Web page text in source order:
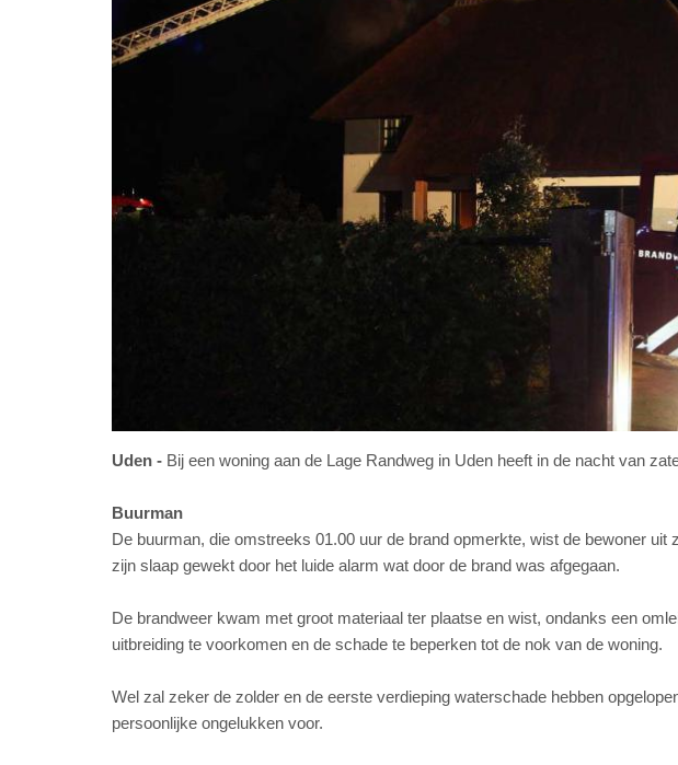
Uden Bij een woning aan de Lage Randweg in Uden heeft in de nacht van
Buurman
De buurman, die omstreeks 01.00 uur de brand opmerkte, wist de bewoner
zijn slaap gewekt door het luide alarm wat door de brand was afgegaan.
De brandweer kwam met groot materiaal ter plaatse en wist, ondanks een
uitbreiding te voorkomen en de schade te beperken tot de nok van de woning.
Wel zal zeker de zolder en de eerste verdieping waterschade hebben
persoonlijke ongelukken voor.